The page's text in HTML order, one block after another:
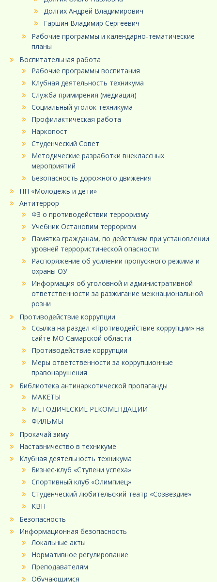
Долгих Андрей Владимирович
Гаршин Владимир Сергеевич
Рабочие программы и календарно-тематические
планы
Воспитательная работа
Рабочие программы воспитания
Клубная деятельность техникума
Служба примирения (медиация)
Социальный уголок техникума
Профилактическая работа
Наркопост
Студенческий Совет
Методические разработки внеклассных
мероприятий
Безопасность дорожного движения
НП «Молодежь и дети»
Антитеррор
ФЗ о противодействии терроризму
Учебник Остановим терроризм
Памятка гражданам, по действиям при установлении
уровней террористической опасности
Распоряжение об усилении пропускного режима и
охраны ОУ
Информация об уголовной и административной
ответственности за разжигание межнациональной
розни
Противодействие коррупции
Ссылка на раздел «Противодействие коррупции» на
сайте МО Самарской области
Противодействие коррупции
Меры ответственности за коррупционные
правонарушения
Библиотека антинаркотической пропаганды
МАКЕТЫ
МЕТОДИЧЕСКИЕ РЕКОМЕНДАЦИИ
ФИЛЬМЫ
Прокачай зиму
Наставничество в техникуме
Клубная деятельность техникума
Бизнес-клуб «Ступени успеха»
Спортивный клуб «Олимпиец»
Студенческий любительский театр «Созвездие»
КВН
Безопасность
Информационная безопасность
Локальные акты
Нормативное регулирование
Преподавателям
Обучающимся